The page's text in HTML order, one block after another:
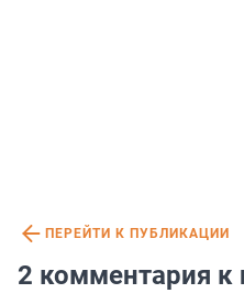
ПЕРЕЙТИ К ПУБЛИКАЦИИ
2 комментария к